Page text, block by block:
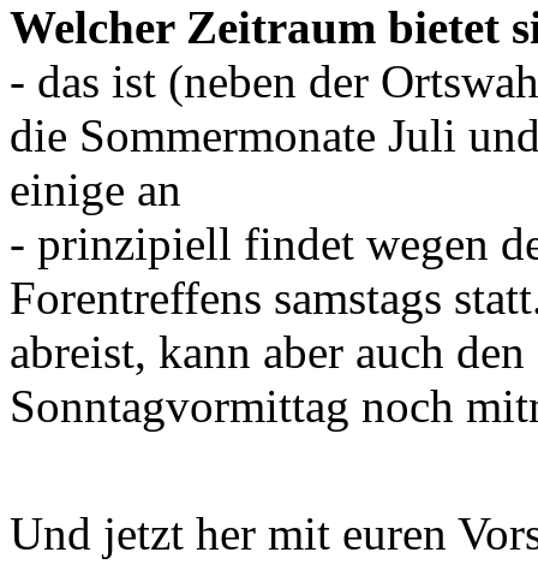
Welcher Zeitraum bietet
- das ist (neben der
die Sommermonate Juli
einige an
- prinzipiell findet wegen
Forentreffens samstags
abreist, kann aber auch
Sonntagvormittag noch
Und jetzt her mit euren